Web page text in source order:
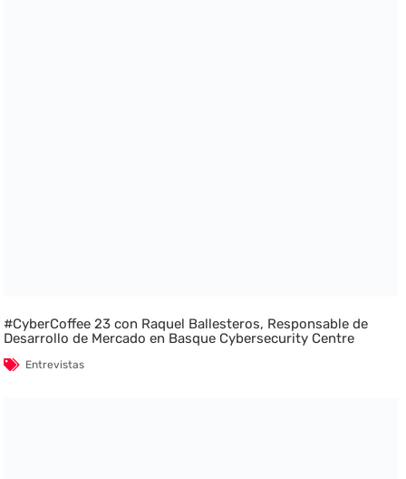
#CyberCoffee 23 con Raquel Ballesteros, Responsable de
Desarrollo de Mercado en Basque Cybersecurity Centre
Entrevistas